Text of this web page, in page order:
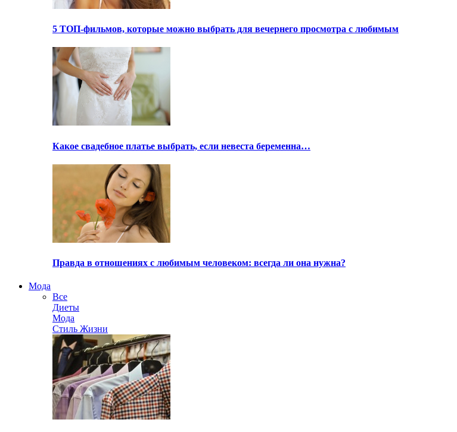
5 ТОП-фильмов, которые можно выбрать для вечернего просмотра с любимым
Какое свадебное платье выбрать, если невеста беременна…
Правда в отношениях с любимым человеком: всегда ли она нужна?
Мода
Все
Диеты
Мода
Стиль Жизни